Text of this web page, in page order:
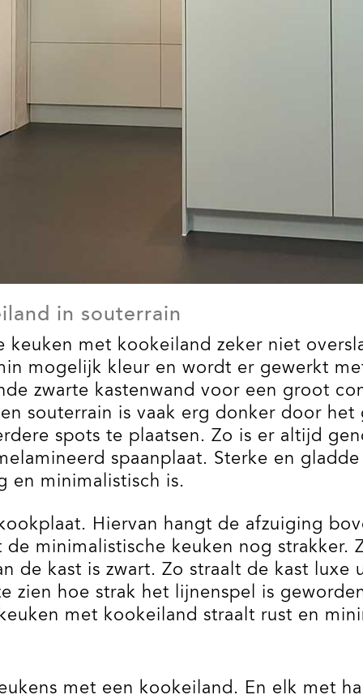
in souterrain
keuken met kookeiland zeker niet
mogelijk kleur en wordt er gewerkt
zwarte kastenwand voor een groot
souterrain is vaak erg donker door
spots te plaatsen. Zo is er altijd
spaanplaat. Sterke en
en minimalistisch is.
Hiervan hangt de afzuiging
minimalistische keuken nog strakker.
de kast is zwart. Zo straalt de kast
zien hoe strak het lijnenspel is
met kookeiland straalt rust en
met een kookeiland. En elk met